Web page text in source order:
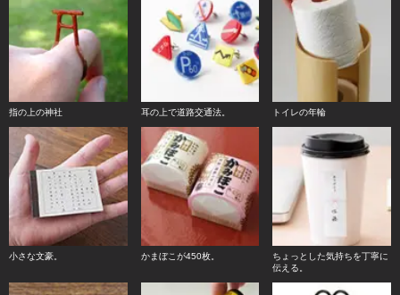
指の上の神社 耳の上で道路交通法。 トイレの年輪
小さな文豪。 かまぼこが450枚。
ちょっとした気持ちを丁寧に
伝える。